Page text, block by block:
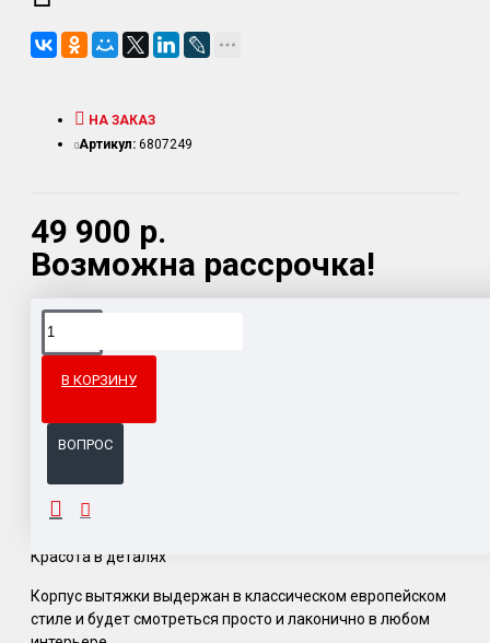
49 900 р.
Возможна рассрочка!
НА ЗАКАЗ
Артикул: 6807249
В КОРЗИНУ
ВОПРОС
Доставка товара по всему Таможенному союзу.
ОПИСАНИЕ
Красота в деталях
Корпус вытяжки выдержан в классическом европейском
стиле и будет смотреться просто и лаконично в любом